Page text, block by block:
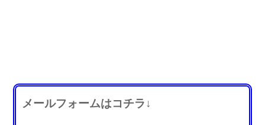
メールフォームはコチラ↓